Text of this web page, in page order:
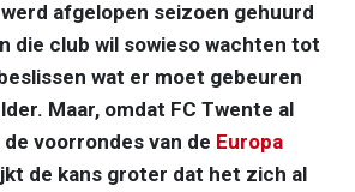
afgelopen seizoen gehuurd
die club wil sowieso wachten tot
wat er moet gebeuren
Maar, omdat FC Twente al
voorrondes van de Europa
de kans groter dat het zich al